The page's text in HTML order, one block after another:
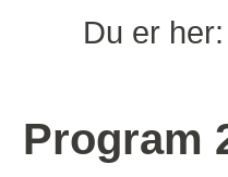
Du er
Program